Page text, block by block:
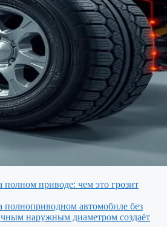
полном приводе: чем это грозит
полноприводном автомобиле без
наружным диаметром создаёт